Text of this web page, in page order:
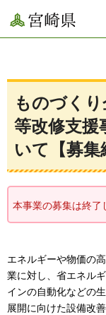
宮崎県
ものづく
等改修支援
いて【募集
本事業の募集は終了
エネルギーや物価の
業に対し、省エネル
インの自動化などの
展開に向けた設備改